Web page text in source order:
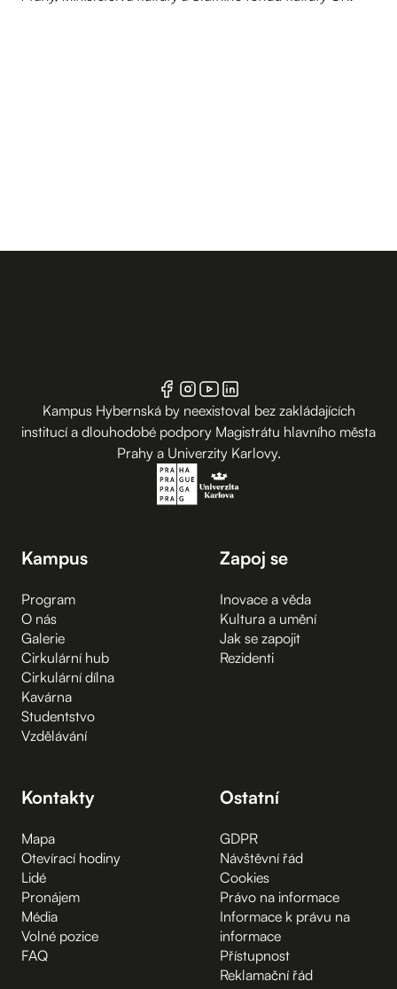
Kampus Hybernská by neexistoval bez zakládajících
institucí a dlouhodobé podpory Magistrátu hlavního města
Prahy a Univerzity Karlovy.
Kampus
Program
O nás
Galerie
Cirkulární hub
Cirkulární dílna
Kavárna
Studentstvo
Vzdělávání
Zapoj se
Inovace a věda
Kultura a umění
Jak se zapojit
Rezidenti
Kontakty
Mapa
Otevírací hodiny
Lidé
Pronájem
Média
Volné pozice
FAQ
Ostatní
GDPR
Návštěvní řád
Cookies
Právo na informace
Informace k právu na
informace
Přístupnost
Reklamační řád